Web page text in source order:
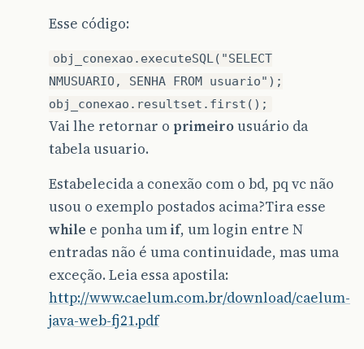
Esse código:
obj_conexao.executeSQL("SELECT
NMUSUARIO, SENHA FROM usuario");
obj_conexao.resultset.first();
Vai lhe retornar o primeirousuário da
tabela usuario.
Estabelecida a conexão com o bd, pq vc não
usou o exemplo postados acima?Tira esse
while e ponha umif, um login entre N
entradas não é uma continuidade, mas uma
exceção. Leia essa apostila:
http://www.caelum.com.br/download/caelum-
java-web-fj21.pdf